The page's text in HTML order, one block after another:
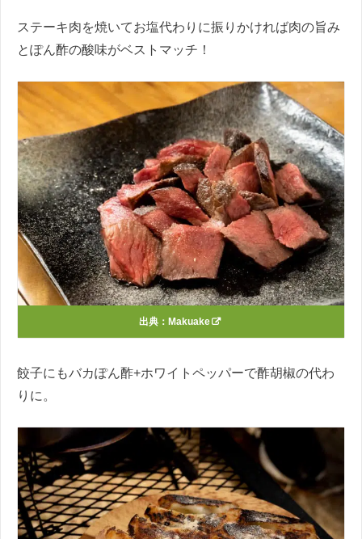
ステーキ肉を焼いてお塩代わりに振りかければ肉の旨み
とぽん酢の酸味がベストマッチ！
出典： Makuake
餃子にもバカぽん酢+ホワイトペッパーで酢胡椒の代わ
りに。